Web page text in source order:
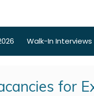
Walk-In Interviews
for